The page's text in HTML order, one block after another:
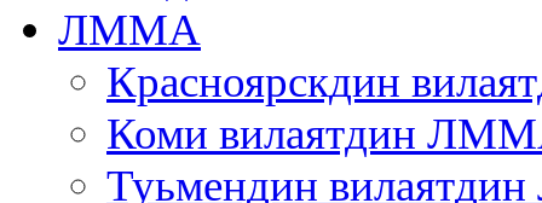
ЛММА
Красноярскдин
Коми вилаятдин
Туьмендин